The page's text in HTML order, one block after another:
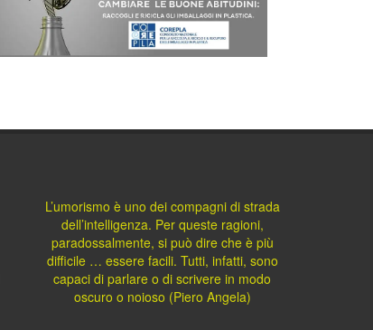
L’umorismo è uno dei compagni di strada
dell’intelligenza. Per queste ragioni,
paradossalmente, si può dire che è più
difficile … essere facili. Tutti, infatti, sono
capaci di parlare o di scrivere in modo
oscuro o noioso (Piero Angela)